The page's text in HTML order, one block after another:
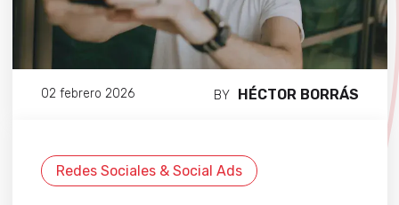
02 febrero 2026 BY HÉCTOR BORRÁS
Redes Sociales & Social Ads